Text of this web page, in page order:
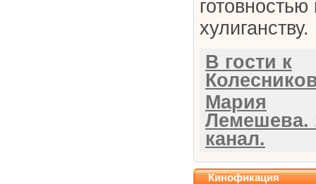
готовностью
хулиганству.
В гости к
Мария
Лемешева.
канал.
Кинофикация